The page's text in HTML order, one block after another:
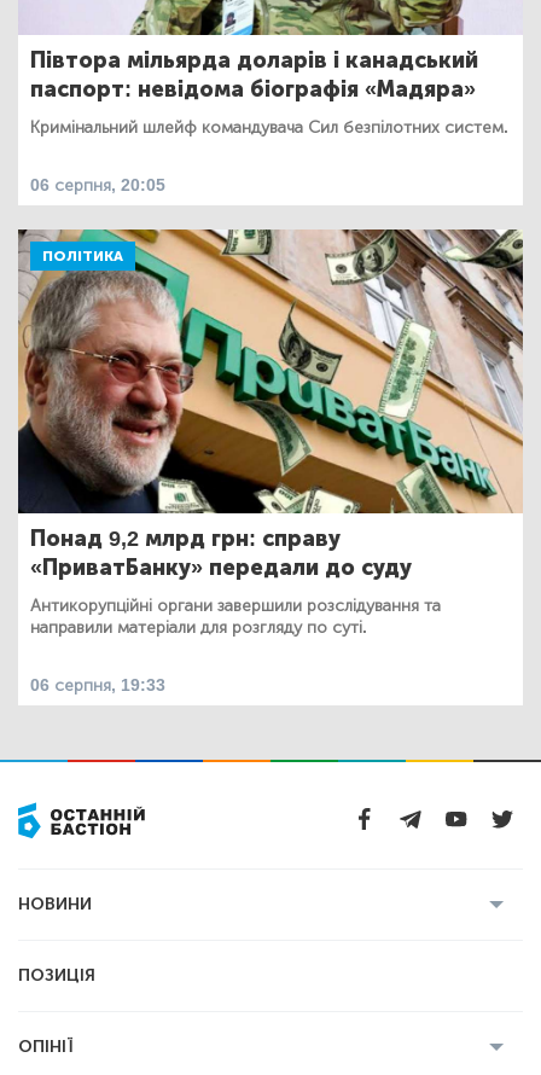
Півтора мільярда доларів і канадський
паспорт: невідома біографія «Мадяра»
Кримінальний шлейф командувача Сил безпілотних систем.
06 серпня, 20:05
ПОЛІТИКА
Понад 9,2 млрд грн: справу
«ПриватБанку» передали до суду
Антикорупційні органи завершили розслідування та
направили матеріали для розгляду по суті.
06 серпня, 19:33
НОВИНИ
Економіка
ПОЗИЦІЯ
ОПІНІЇ